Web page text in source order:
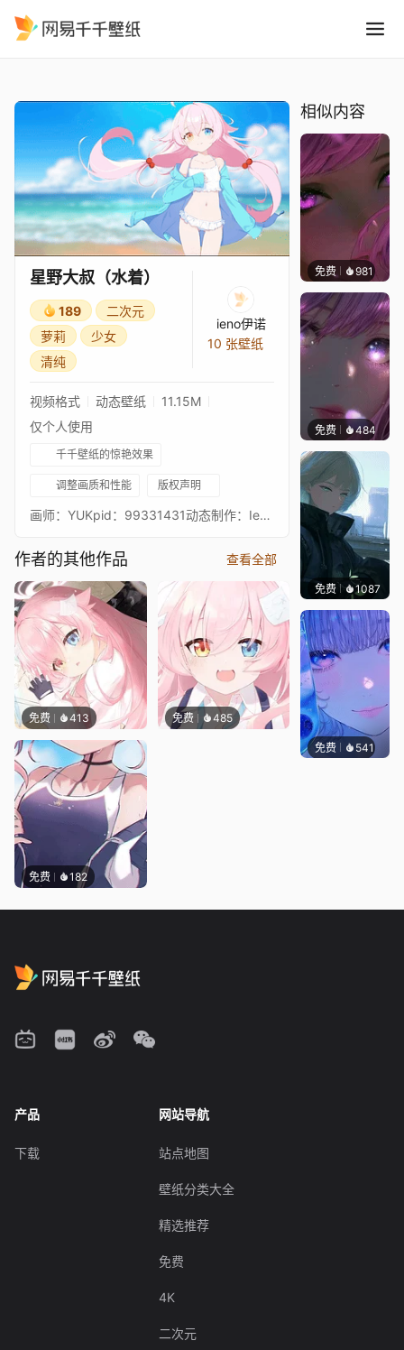
星野大叔（水着）
189
二次元
萝莉
少女
清纯
ieno伊诺
10 张壁纸
视频格式 动态壁纸
11.15M
仅个人使用
千千壁纸的惊艳效果
调整画质和性能 版权声明
画师：YUKpid：99331431动态制作：Ieno伊诺_Official使用软件:PS AE目前上传星空壁纸和wallpaper engin希望大家1.5周年一发入魂！
作者的其他作品 查看全部
免费 413 免费 485
免费 182
相似内容
免费 981辰东
免费 484辰东
免费 1087辰东
免费 541辰东
产品
下载
网站导航
站点地图
壁纸分类大全
精选推荐
免费
4K
二次元